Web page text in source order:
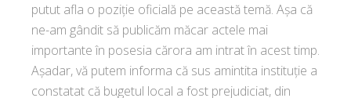
putut afla o poziție oficială pe această temă. Așa că
ne-am gândit să publicăm măcar actele mai
importante în posesia cărora am intrat în acest timp.
Așadar, vă putem informa că sus amintita instituție a
constatat că bugetul local a fost prejudiciat, din